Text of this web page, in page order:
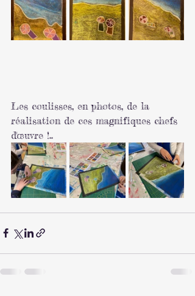
Les coulisses, en photos, de la
réalisation de ces magnifiques chefs
d'œuvre !..